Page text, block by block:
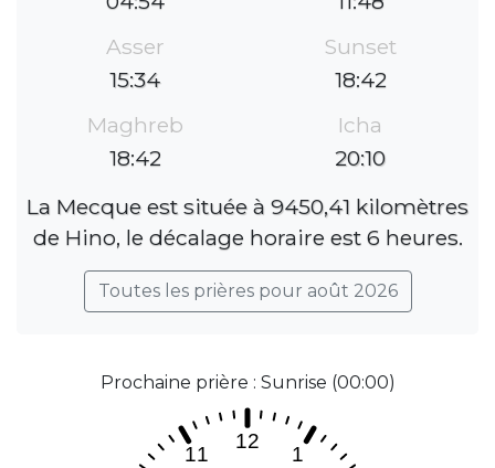
Asser
15:34
Sunset
18:42
Maghreb
18:42
Icha
20:10
La Mecque est située à 9450,41 kilomètres
de Hino, le décalage horaire est 6 heures.
Toutes les prières pour août 2026
Prochaine prière : Sunrise (00:00)